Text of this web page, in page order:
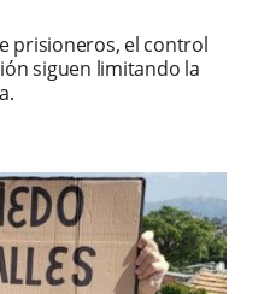
prisioneros, el control
siguen limitando la